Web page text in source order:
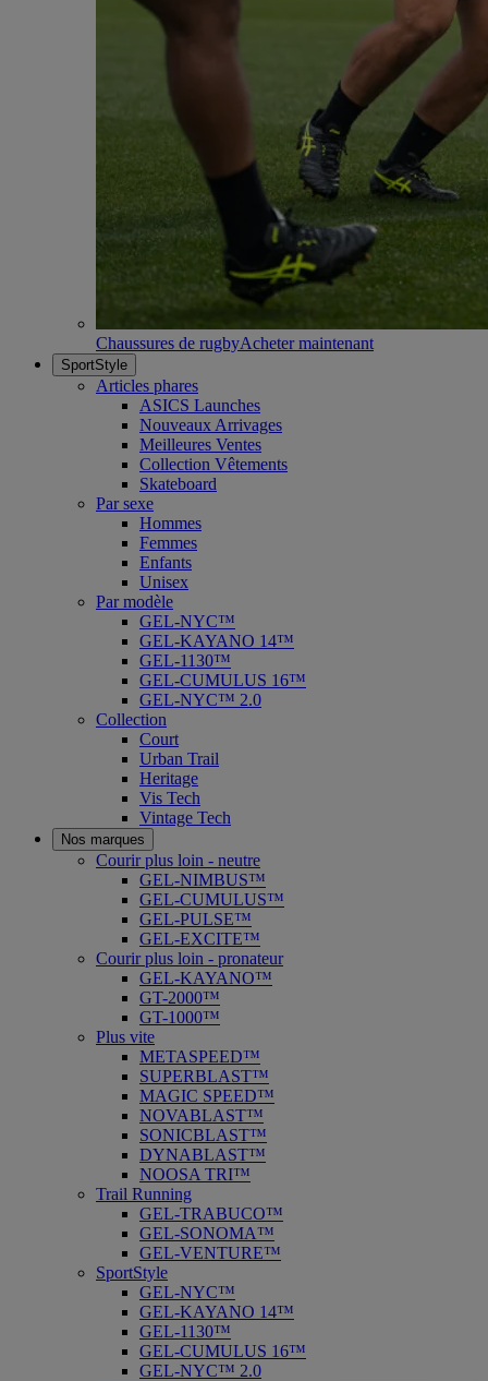
Chaussures de rugbyAcheter maintenant
SportStyle
Articles phares
ASICS Launches
Nouveaux Arrivages
Meilleures Ventes
Collection Vêtements
Skateboard
Par sexe
Hommes
Femmes
Enfants
Unisex
Par modèle
GEL-NYC™
GEL-KAYANO 14™
GEL-1130™
GEL-CUMULUS 16™
GEL-NYC™ 2.0
Collection
Court
Urban Trail
Heritage
Vis Tech
Vintage Tech
Nos marques
Courir plus loin - neutre
GEL-NIMBUS™
GEL-CUMULUS™
GEL-PULSE™
GEL-EXCITE™
Courir plus loin - pronateur
GEL-KAYANO™
GT-2000™
GT-1000™
Plus vite
METASPEED™
SUPERBLAST™
MAGIC SPEED™
NOVABLAST™
SONICBLAST™
DYNABLAST™
NOOSA TRI™
Trail Running
GEL-TRABUCO™
GEL-SONOMA™
GEL-VENTURE™
SportStyle
GEL-NYC™
GEL-KAYANO 14™
GEL-1130™
GEL-CUMULUS 16™
GEL-NYC™ 2.0